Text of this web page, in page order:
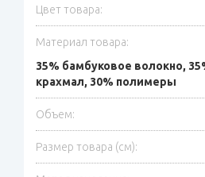
Цвет товара:
Материал товара:
35% бамбуковое волокно,
крахмал, 30% полимеры
Объем:
Размер товара (см):